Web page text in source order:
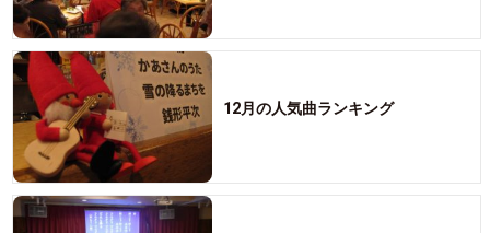
12月の人気曲ランキング